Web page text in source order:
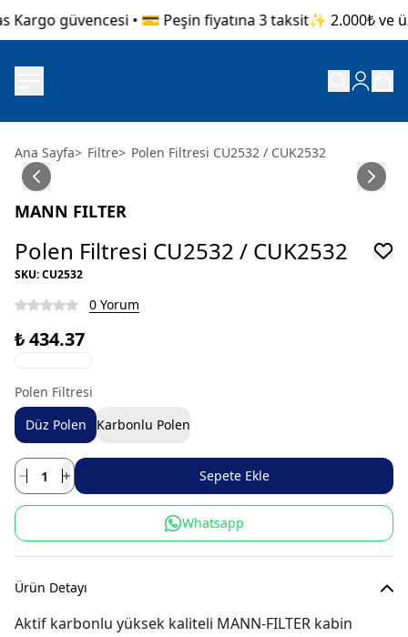
güvencesi • 💳 Peşin fiyatına 3 taksit✨ 2.000₺ ve
Ana Sayfa> Filtre> Polen Filtresi CU2532 / CUK2532
MANN FILTER
Polen Filtresi CU2532 / CUK2532
SKU:CU2532
0 Yorum
₺ 434.37
Polen Filtresi
Düz Polen
Karbonlu Polen
Sepete Ekle
Whatsapp
Ürün Detayı
Aktif karbonlu yüksek kaliteli MANN-FILTER kabin